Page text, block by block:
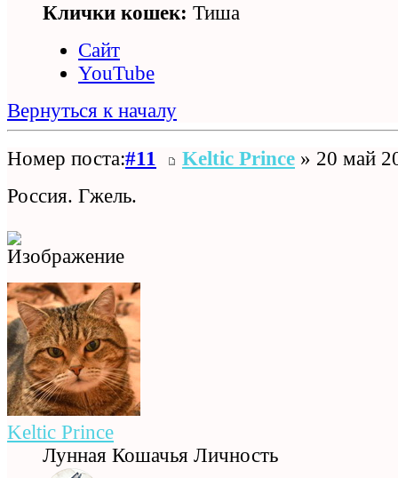
Клички кошек: Тиша
Сайт
YouTube
Вернуться к началу
Номер поста:#11 Keltic Prince » 20 май
Россия. Гжель.
Keltic Prince
Лунная Кошачья Личность